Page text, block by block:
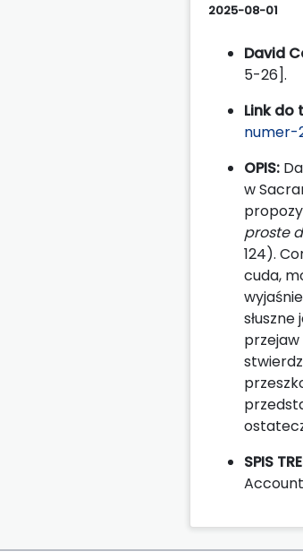
2025-08-01
David
5-26].
Link do
numer-
OPIS:
w
proste
124).
cuda,
przejaw
SPIS